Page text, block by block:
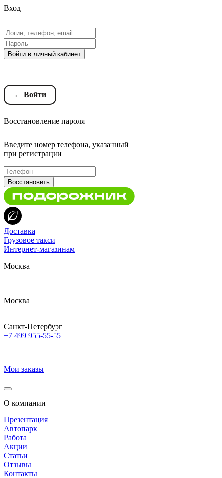
Вход
Войти в личный кабинет
← Войти
Восстановление пароля
Введите номер телефона, указанный
при регистрации
Восстановить
Доставка
Грузовое такси
Интернет-магазинам
Москва
Москва
Санкт-Петербург
+7 499 955-55-55
Мои заказы
О компании
Презентация
Автопарк
Работа
Акции
Статьи
Отзывы
Контакты